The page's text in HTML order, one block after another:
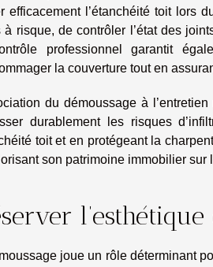
efficacement l’étanchéité toit lors
à risque, de contrôler l’état des
professionnel garantit
la couverture tout en
du démoussage à
durablement les risques
toit et en protégeant la
son patrimoine immobilier sur
joue un rôle déterminant